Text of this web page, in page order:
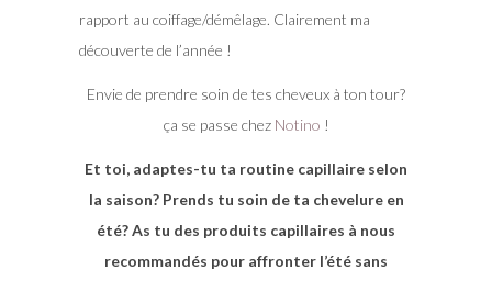
rapport au coiffage/démêlage. Clairement ma
découverte de l’année !
Envie de prendre soin de tes cheveux à ton tour?
ça se passe chez Notino !
Et toi, adaptes-tu ta routine capillaire selon
la saison? Prends tu soin de ta chevelure en
été? As tu des produits capillaires à nous
recommandés pour affronter l’été sans